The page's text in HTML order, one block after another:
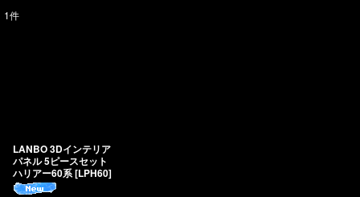
1件
LANBO 3Dインテリア
パネル 5ピースセット
ハリアー60系[LPH60]